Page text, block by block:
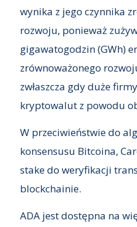
wynika z jego czynnika
rozwoju, ponieważ
gigawatogodzin (GWh)
zrównoważonego
zwłaszcza gdy duże
kryptowalut z powodu
W przeciwieństwie do
konsensusu Bitcoina,
stake do weryfikacji
blockchainie.
ADA jest dostępna na